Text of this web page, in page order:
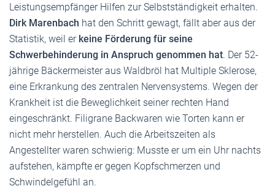
Leistungsempfänger Hilfen zur Selbstständigkeit erhalten.
Dirk Marenbach hat den Schritt gewagt, fällt aber aus der
Statistik, weil er keine Förderung für seine
Schwerbehinderung in Anspruch genommen hat. Der 52-
jährige Bäckermeister aus Waldbröl hat Multiple Sklerose,
eine Erkrankung des zentralen Nervensystems. Wegen der
Krankheit ist die Beweglichkeit seiner rechten Hand
eingeschränkt. Filigrane Backwaren wie Torten kann er
nicht mehr herstellen. Auch die Arbeitszeiten als
Angestellter waren schwierig: Musste er um ein Uhr nachts
aufstehen, kämpfte er gegen Kopfschmerzen und
Schwindelgefühl an.